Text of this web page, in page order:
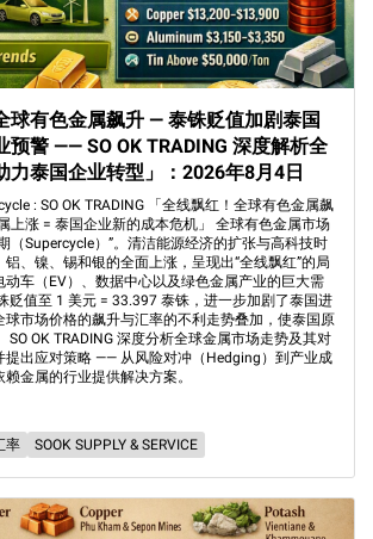
球有色金属飙升 — 泰铢贬值加剧泰国
预警 —— SO OK TRADING 深度解析全
力泰国企业转型」：2026年8月4日
: SO OK TRADING 「全线飘红！全球有色金属飙
上涨 = 泰国企业新的成本危机」 全球有色金属市场
（Supercycle）”。清洁能源经济的扩张与高科技时
、镍、锡和银的全面上涨，呈现出“全线飘红”的局
动车（EV）、数据中心以及绿色金属产业的巨大需
贬值至 1 美元 = 33.397 泰铢，进一步加剧了泰国进
球市场价格的飙升与汇率的不利走势叠加，使泰国原
SO OK TRADING 深度分析全球金属市场走势及其对
提出应对策略 —— 从风险对冲（Hedging）到产业成
金属的行业提供解决方案。
率 SOOK SUPPLY & SERVICE